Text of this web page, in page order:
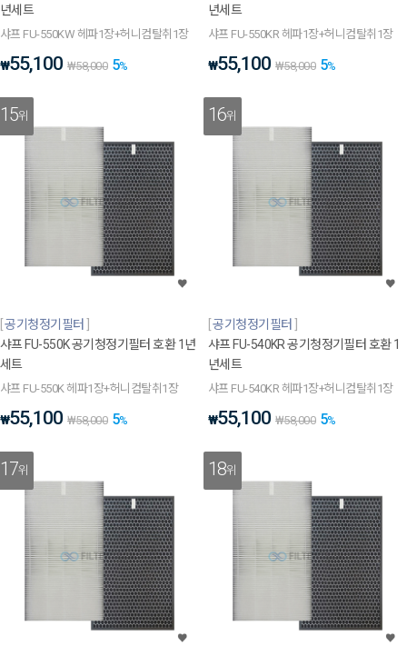
년세트
샤프 FU-550KW 헤파1장+허니컴탈취1장
₩55,100 ₩58,000 5%
년세트
샤프 FU-550KR 헤파1장+허니컴탈취1장
₩55,100 ₩58,000 5%
15위
공기청정기필터
샤프 FU-550K 공기청정기필터 호환 1년
세트
샤프 FU-550K 헤파1장+허니컴탈취1장
₩55,100 ₩58,000 5%
16위
공기청정기필터
샤프 FU-540KR 공기청정기필터 호환 1
년세트
샤프 FU-540KR 헤파1장+허니컴탈취1장
₩55,100 ₩58,000 5%
17위 18위